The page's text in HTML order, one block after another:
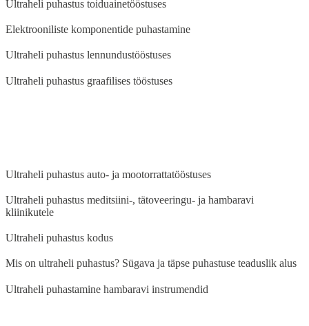
Ultraheli puhastus toiduainetööstuses
Elektrooniliste komponentide puhastamine
Ultraheli puhastus lennundustööstuses
Ultraheli puhastus graafilises tööstuses
Ultraheli puhastus auto- ja mootorrattatööstuses
Ultraheli puhastus meditsiini-, tätoveeringu- ja hambaravi
kliinikutele
Ultraheli puhastus kodus
Mis on ultraheli puhastus? Sügava ja täpse puhastuse teaduslik alus
Ultraheli puhastamine hambaravi instrumendid